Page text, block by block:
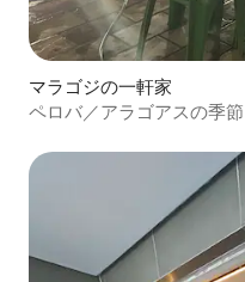
マラゴジの一軒家
ペロバ／アラゴアスの季